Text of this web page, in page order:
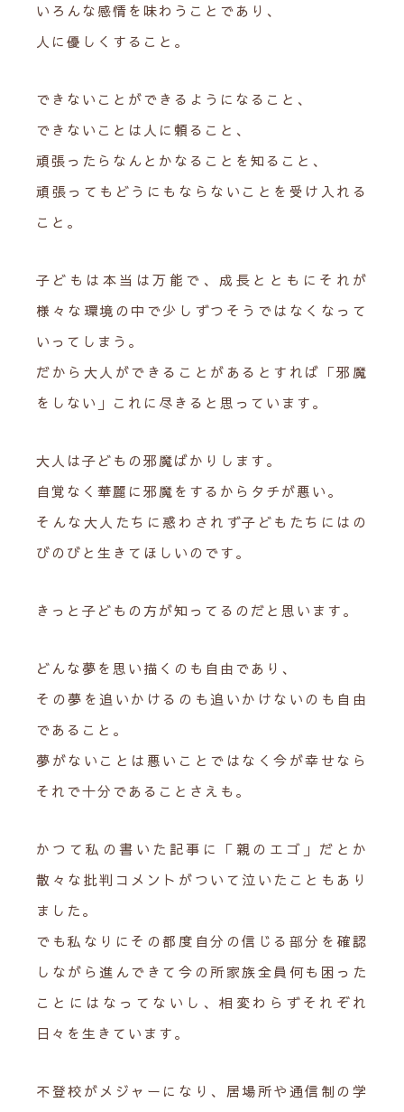
いろんな感情を味わうことであり、
人に優しくすること。
できないことができるようになること、
できないことは人に頼ること、
頑張ったらなんとかなることを知ること、
頑張ってもどうにもならないことを受け入れる
こと。
子どもは本当は万能で、成長とともにそれが
様々な環境の中で少しずつそうではなくなって
いってしまう。
だから大人ができることがあるとすれば「邪魔
をしない」これに尽きると思っています。
大人は子どもの邪魔ばかりします。
自覚なく華麗に邪魔をするからタチが悪い。
そんな大人たちに惑わされず子どもたちにはの
びのびと生きてほしいのです。
きっと子どもの方が知ってるのだと思います。
どんな夢を思い描くのも自由であり、
その夢を追いかけるのも追いかけないのも自由
であること。
夢がないことは悪いことではなく今が幸せなら
それで十分であることさえも。
かつて私の書いた記事に「親のエゴ」だとか
散々な批判コメントがついて泣いたこともあり
ました。
でも私なりにその都度自分の信じる部分を確認
しながら進んできて今の所家族全員何も困った
ことにはなってないし、相変わらずそれぞれ
日々を生きています。
不登校がメジャーになり、居場所や通信制の学